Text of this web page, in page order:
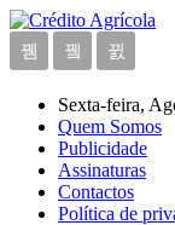
Sexta-feira,
Quem Somos
Publicidade
Assinaturas
Contactos
Política de